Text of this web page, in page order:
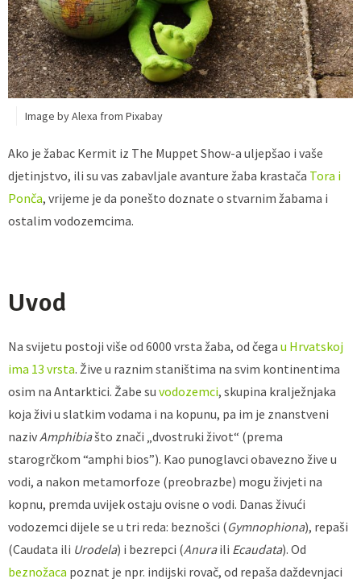
Image by Alexa from Pixabay
Ako je žabac Kermit iz The Muppet Show-a uljepšao i vaše
djetinjstvo, ili su vas zabavljale avanture žaba krastača Tora i
Ponča, vrijeme je da ponešto doznate o stvarnim žabama i
ostalim vodozemcima.
Uvod
Na svijetu postoji više od 6000 vrsta žaba, od čega u Hrvatskoj
ima 13 vrsta. Žive u raznim staništima na svim kontinentima
osim na Antarktici. Žabe su vodozemci, skupina kralježnjaka
koja živi u slatkim vodama i na kopunu, pa im je znanstveni
nazivAmphibiašto znači „dvostruki život“ (prema
starogrčkom “amphi bios”). Kao punoglavci obavezno žive u
vodi, a nakon metamorfoze (preobrazbe) mogu živjeti na
kopnu, premda uvijek ostaju ovisne o vodi. Danas živući
vodozemci dijele se u tri reda: beznošci (Gymnophiona), repaši
(Caudata ili Urodela) i bezrepci (Anuraili Ecaudata). Od
beznožaca poznat je npr. indijski rovač, od repaša daždevnjaci